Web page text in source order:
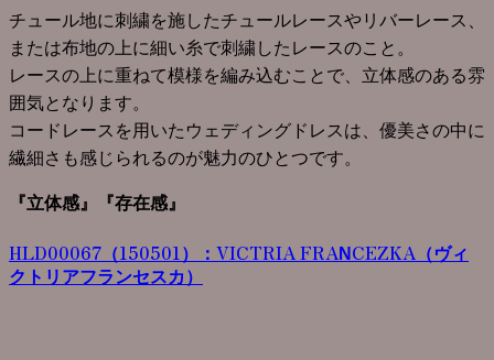
チュール地に刺繍を施したチュールレースやリバーレース、
または布地の上に細い糸で刺繍したレースのこと。
レースの上に重ねて模様を編み込むことで、立体感のある雰
囲気となります。
コードレースを用いたウェディングドレスは、優美さの中に
繊細さも感じられるのが魅力のひとつです。
『立体感』『存在感』
HLD00067（150501）：VICTRIA FRANCEZKA（ヴィ
クトリアフランセスカ）